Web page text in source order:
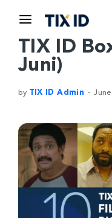
TIX ID
Juni)
by TIX ID Admin